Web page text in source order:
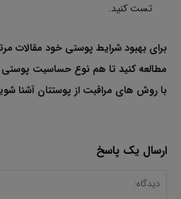
تست کنید.
برای بهبود شرایط پوستی خود مقالات
مطالعه کنید تا هم نوع حساسیت
با روش های مراقبت از پوستتان آشنا
ارسال یک پاسخ